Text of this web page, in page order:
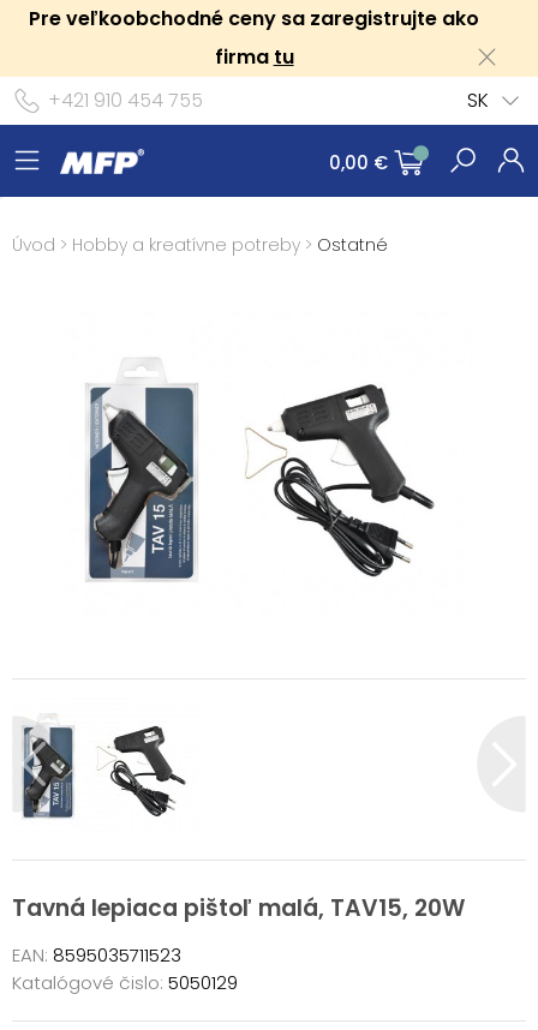
Pre veľkoobchodné ceny sa zaregistrujte ako
firma tu
+421 910 454 755
SK
0,00 €
Úvod > Hobby a kreatívne potreby > Ostatné
Tavná lepiaca pištoľ malá, TAV15, 20W
EAN: 8595035711523
Katalógové čislo: 5050129